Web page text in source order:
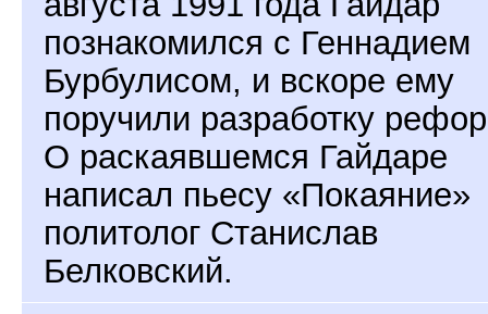
познакомился с Геннадием
Бурбулисом, и вскоре ему
поручили разработку
О раскаявшемся Гайдаре
написал пьесу «Покаяние»
политолог Станислав
Белковский.